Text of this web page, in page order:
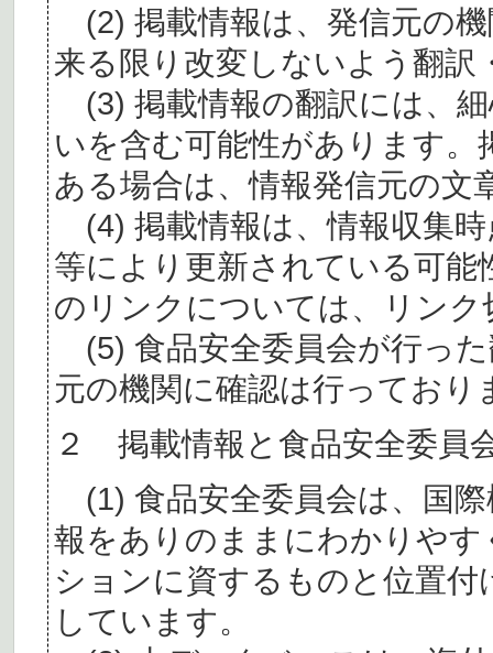
(2) 掲載情報は、発信元の
来る限り改変しないよう翻訳
(3) 掲載情報の翻訳には、
いを含む可能性があります。
ある場合は、情報発信元の文
(4) 掲載情報は、情報収集
等により更新されている可
のリンクについては、リン
(5) 食品安全委員会が行っ
元の機関に確認は行っており
２ 掲載情報と食品安全委員
(1) 食品安全委員会は、国
報をありのままにわかりや
ションに資するものと位置
しています。